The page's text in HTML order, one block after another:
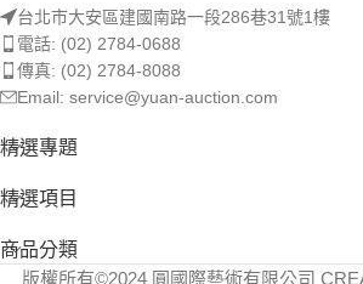
台北市大安區建國南路一段286巷31號1樓
電話: (02) 2784-0688
傳真: (02) 2784-8088
Email: service@yuan-auction.com
精選專題
精選項目
商品分類
版權所有©2024 圓國際藝術有限公司